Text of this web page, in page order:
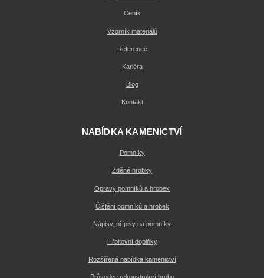
Ceník
Vzorník materiálů
Reference
Kariéra
Blog
Kontakt
NABÍDKA KAMENICTVÍ
Pomníky
Zděné hrobky
Opravy pomníků a hrobek
Čištění pomníků a hrobek
Nápisy, přípisy na pomníky
Hřbitovní doplňky
Rozšířená nabídka kamenictví